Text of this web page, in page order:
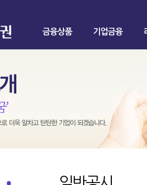
금융상품 기업금융